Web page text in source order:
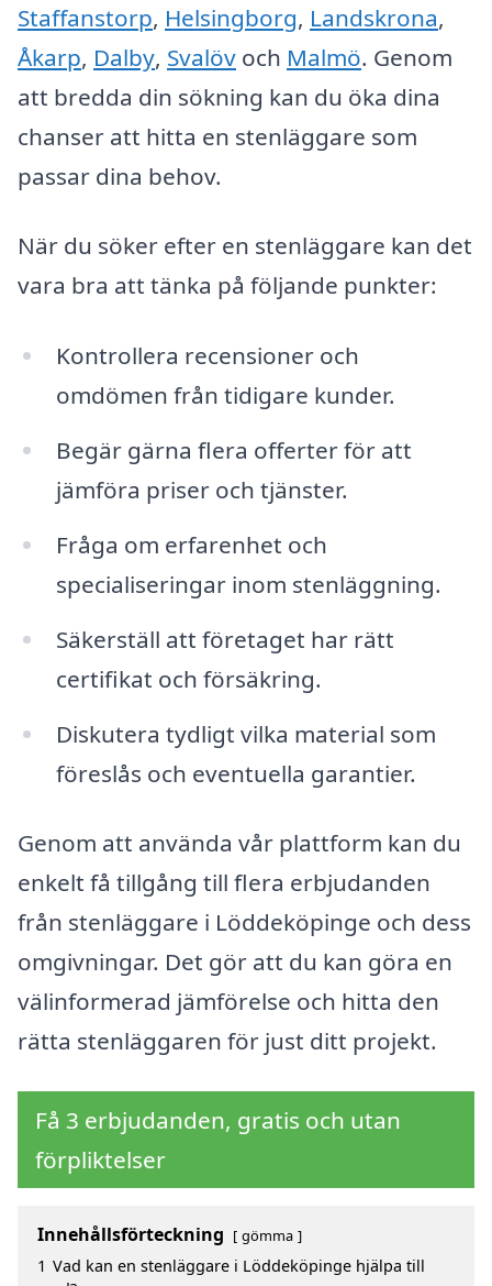
Staffanstorp, Helsingborg, Landskrona,
Åkarp, Dalby, Svalöv och Malmö. Genom
att bredda din sökning kan du öka dina
chanser att hitta en stenläggare som
passar dina behov.
När du söker efter en stenläggare kan det
vara bra att tänka på följande punkter:
Kontrollera recensioner och
omdömen från tidigare kunder.
Begär gärna flera offerter för att
jämföra priser och tjänster.
Fråga om erfarenhet och
specialiseringar inom stenläggning.
Säkerställ att företaget har rätt
certifikat och försäkring.
Diskutera tydligt vilka material som
föreslås och eventuella garantier.
Genom att använda vår plattform kan du
enkelt få tillgång till flera erbjudanden
från stenläggare i Löddeköpinge och dess
omgivningar. Det gör att du kan göra en
välinformerad jämförelse och hitta den
rätta stenläggaren för just ditt projekt.
Få 3 erbjudanden, gratis och utan
förpliktelser
Innehållsförteckning gömma
1 Vad kan en stenläggare i Löddeköpinge hjälpa till